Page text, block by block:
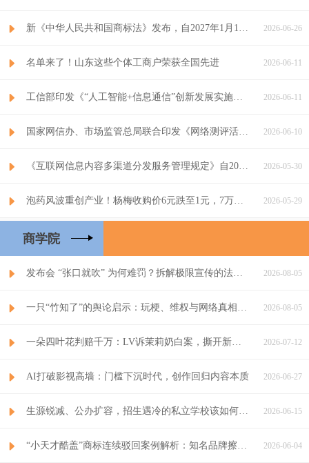
新《中华人民共和国商标法》发布，自2027年1月1日起施行 2026-06-26
名单来了！山东这些个体工商户荣获全国先进 2026-06-11
工信部印发《“人工智能+信息通信”创新发展实施意见（2026... 2026-06-11
国家网信办、市场监管总局联合印发《网络测评活动规范》 2026-06-10
《互联网信息内容多渠道分发服务管理规定》自2026年9月1日... 2026-05-30
泡药风波重创产业！杨梅收购价6元跌至1元，7万吨鲜果滞销 2026-05-29
商学院
发布会 “张口就吹” 为何难罚？拆解极限宣传的法律漏洞与监管... 2026-08-05
一只“竹知了”的舆论启示：玩梗、维权与网络真相的博弈 2026-08-05
一朵四叶花判赔千万：LV诉茉莉奶白案，撕开新消费知识产权双重... 2026-07-12
AI打破影视高墙：门槛下沉时代，创作回归内容本质 2026-06-27
生源锐减、公办扩容，招生遇冷的私立学校该如何破局？ 2026-06-15
“小天才酷盖”商标连续驳回案例解析：知名品牌擦边注册的合规警... 2026-06-04